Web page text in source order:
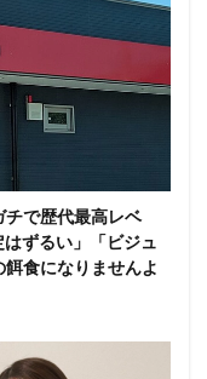
で歴代最高レベ
ずるい」「ビジュ
食になりませんよ